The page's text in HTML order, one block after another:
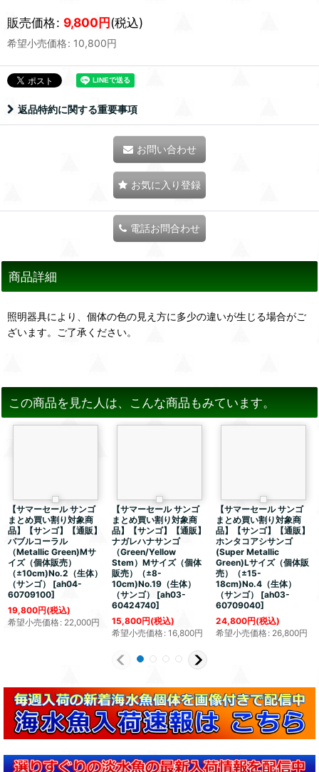
販売価格: 9,800円(税込)
希望小売価格: 10,800円
返品特約に関する重要事項
お問い合わせ
お気に入り登録
電話お問合わせ
商品詳細
照明器具により、個体の色の見え方に多少の違いが生じる場合がご
ざいます。ご了承ください。
この商品を見た人は、こんな商品もみています。
【サマーセール サンゴ
まとめ買い割り対象商
品】【サンゴ】【通販】
バブルコーラル
（Metallic Green)Mサ
イズ（個体販売）
（±10cm)No.2（生体）
（サンゴ）
[ah04-
60709100]
19,800円(税込)
希望小売価格: 22,000円
【サマーセール サンゴ
まとめ買い割り対象商
品】【サンゴ】【通販】
ナガレハナサンゴ
（Green/Yellow
Stem）Mサイズ（個体
販売）（±8-
10cm)No.19（生体）
（サンゴ）
[ah03-
60424740]
15,800円(税込)
希望小売価格: 16,800円
【サマーセール サンゴ
まとめ買い割り対象商
品】【サンゴ】【通販】
ホンタコアシサンゴ
(Super Metallic
Green)Lサイズ（個体販
売）（±15-
18cm)No.4（生体）
（サンゴ）
[ah03-
60709040]
24,800円(税込)
希望小売価格: 26,800円